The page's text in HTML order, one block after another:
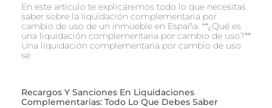
En este artículo te explicaremos todo lo que necesitas
saber sobre la liquidación complementaria por
cambio de uso de un inmueble en España. **¿Qué es
una liquidación complementaria por cambio de uso?**
Una liquidación complementaria por cambio de uso
se
Recargos Y Sanciones En Liquidaciones
Complementarias: Todo Lo Que Debes Saber